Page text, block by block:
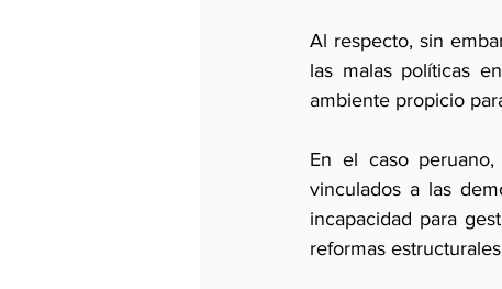
Al respecto, sin
las malas políticas
ambiente propicio
En el caso
vinculados a las
incapacidad para
reformas